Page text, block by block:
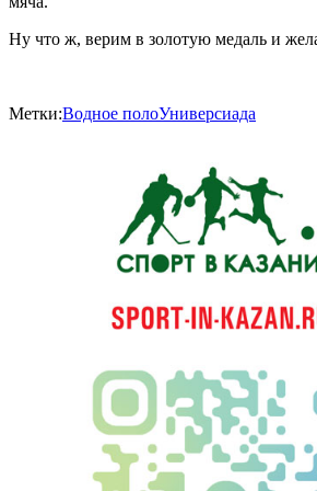
Ну что ж, верим в золотую медаль и
Метки:Водное полоУниверсиада